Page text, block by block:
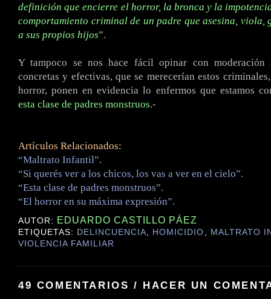
definición que encierre el horror, la bronca y la
comportamiento criminal de un padre que asesina, viola,
a sus propios hijos”.
Y tampoco se nos hace fácil opinar con moderación
concretas y efectivas, que se merecerían estos
horror, ponen en evidencia lo enfermos que estamos
esta clase de padres monstruos.-
Artículos Relacionados:
“Maltrato Infantil”.
“Si querés ver a los chicos, los vas a ver en el cielo”.
“Esta clase de padres monstruos”.
“El horror en su máxima expresión”.
AUTOR: EDUARDO CASTILLO PÁEZ
ETIQUETAS: DELINCUENCIA, HOMICIDIO , MALTRATO
VIOLENCIA FAMILIAR
49 COMENTARIOS / HACER UN